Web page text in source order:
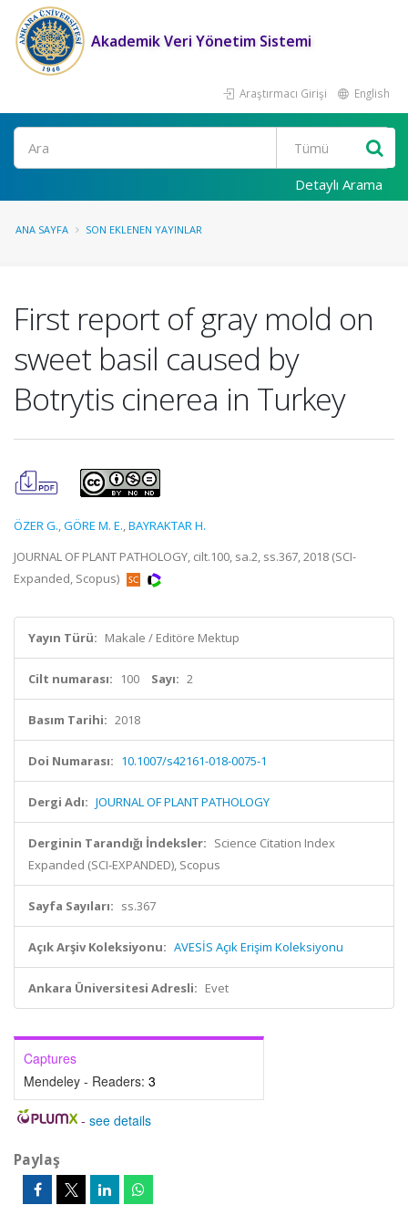
Akademik Veri Yönetim Sistemi
Araştırmacı Girişi English
Ara
Detaylı Arama
ANA SAYFA SON EKLENEN YAYINLAR
First report of gray mold on
sweet basil caused by
Botrytis cinerea in Turkey
ÖZER G.,GÖRE M. E.,BAYRAKTAR H.
JOURNAL OF PLANT PATHOLOGY, cilt.100, sa.2, ss.367, 2018 (SCI-
Expanded, Scopus)
Yayın Türü: Makale / Editöre Mektup
Cilt numarası: 100 Sayı: 2
Basım Tarihi: 2018
Doi Numarası: 10.1007/s42161-018-0075-1
Dergi Adı: JOURNAL OF PLANT PATHOLOGY
Derginin Tarandığı İndeksler: Science Citation Index
Expanded (SCI-EXPANDED), Scopus
Sayfa Sayıları: ss.367
Açık Arşiv Koleksiyonu: AVESİS Açık Erişim Koleksiyonu
Ankara Üniversitesi Adresli: Evet
Captures
Mendeley - Readers: 3
- see details
Paylaş